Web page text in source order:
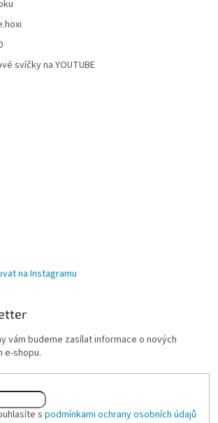
svíčky na YOUTUBE
na Instagramu
vám budeme zasílat informace o nových
e-shopu.
s podmínkami ochrany osobních údajů